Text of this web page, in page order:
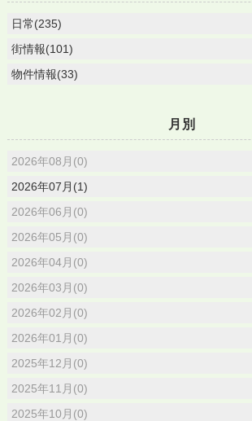
日常(235)
街情報(101)
物件情報(33)
月別
2026年08月(0)
2026年07月(1)
2026年06月(0)
2026年05月(0)
2026年04月(0)
2026年03月(0)
2026年02月(0)
2026年01月(0)
2025年12月(0)
2025年11月(0)
2025年10月(0)